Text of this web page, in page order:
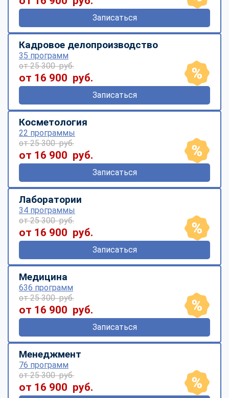
Записаться
Кадровое делопроизводство
35 программ
от 25 300 руб.
от 16 900 руб.
Записаться
Косметология
22 программы
от 25 300 руб.
от 16 900 руб.
Записаться
Лаборатории
34 программы
от 25 300 руб.
от 16 900 руб.
Записаться
Медицина
636 программ
от 25 300 руб.
от 16 900 руб.
Записаться
Менеджмент
76 программ
от 25 300 руб.
от 16 900 руб.